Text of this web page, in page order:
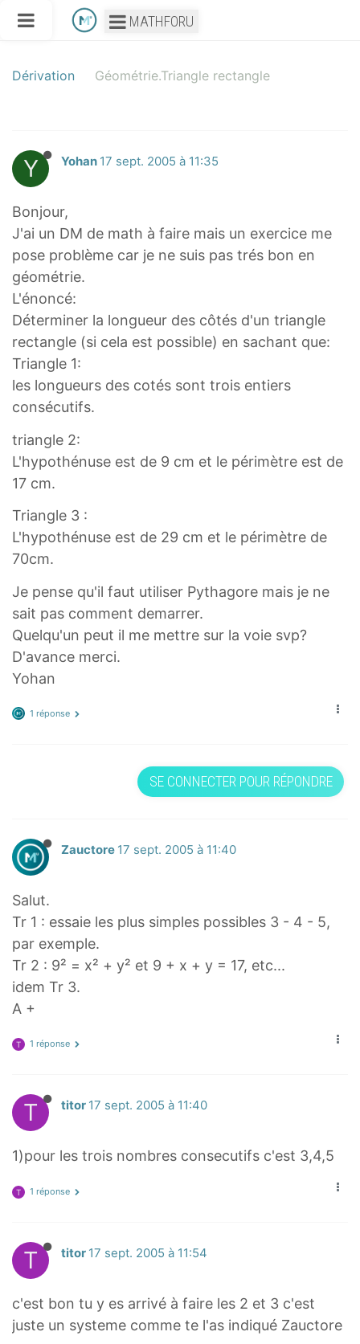
MATHFORU
Dérivation Géométrie.Triangle rectangle
Y Yohan 17 sept. 2005 à 11:35
Bonjour,
J'ai un DM de math à faire mais un exercice me
pose problème car je ne suis pas trés bon en
géométrie.
L'énoncé:
Déterminer la longueur des côtés d'un triangle
rectangle (si cela est possible) en sachant que:
Triangle 1:
les longueurs des cotés sont trois entiers
consécutifs.
triangle 2:
L'hypothénuse est de 9 cm et le périmètre est de
17 cm.
Triangle 3 :
L'hypothénuse est de 29 cm et le périmètre de
70cm.
Je pense qu'il faut utiliser Pythagore mais je ne
sait pas comment demarrer.
Quelqu'un peut il me mettre sur la voie svp?
D'avance merci.
Yohan
1 réponse
SE CONNECTER POUR RÉPONDRE
Zauctore 17 sept. 2005 à 11:40
Salut.
Tr 1 : essaie les plus simples possibles 3 - 4 - 5,
par exemple.
Tr 2 : 9² = x² + y² et 9 + x + y = 17, etc...
idem Tr 3.
A +
T 1 réponse
T titor 17 sept. 2005 à 11:40
1)pour les trois nombres consecutifs c'est 3,4,5
T 1 réponse
T titor 17 sept. 2005 à 11:54
c'est bon tu y es arrivé à faire les 2 et 3 c'est
juste un systeme comme te l'as indiqué Zauctore